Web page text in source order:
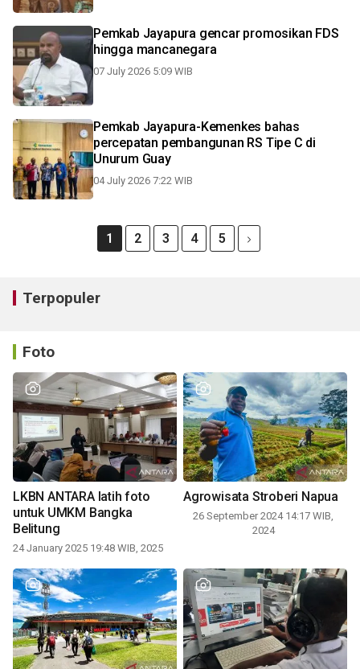
Pemkab Jayapura gencar promosikan FDS
hingga mancanegara
07 July 2026 5:09 WIB
Pemkab Jayapura-Kemenkes bahas
percepatan pembangunan RS Tipe C di
Unurum Guay
04 July 2026 7:22 WIB
1 2 3 4 5
Terpopuler
Foto
LKBN ANTARA latih foto
untuk UMKM Bangka
Belitung
24 January 2025 19:48 WIB, 2025
Agrowisata Stroberi Napua
26 September 2024 14:17 WIB,
2024